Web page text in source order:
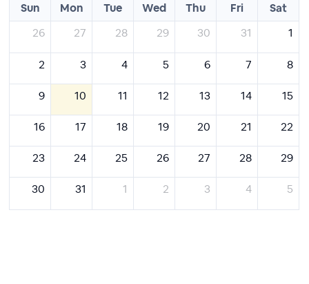
Sun Mon Tue Wed Thu Fri
Sat
26
27 28 29 30 31 1
2 3 4 5 6 7 8
9 10 11 12 13 14 15
16 17 18 19 20 21 22
23 24 25 26 27 28 29
30 31 1 2 3 4 5